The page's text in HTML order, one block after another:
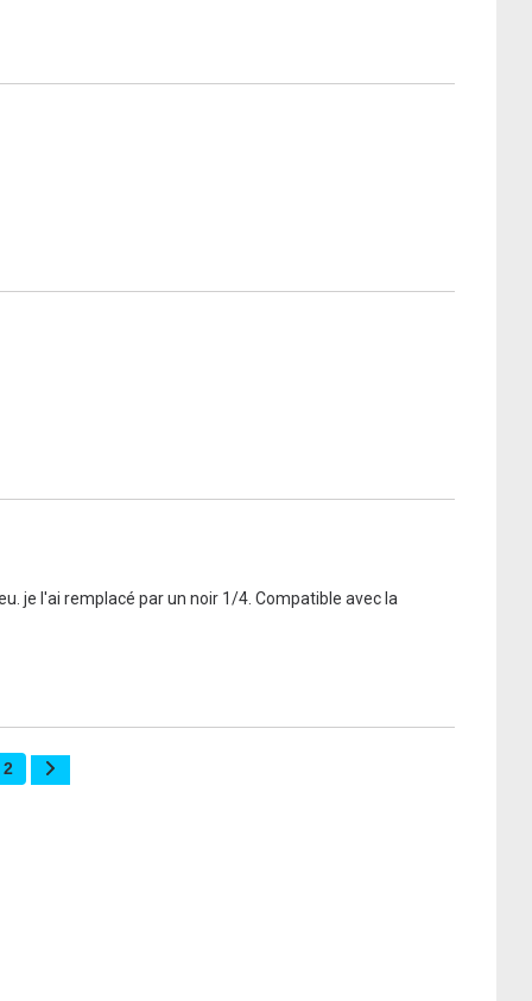
je l'ai remplacé par un noir 1/4. Compatible avec la
2